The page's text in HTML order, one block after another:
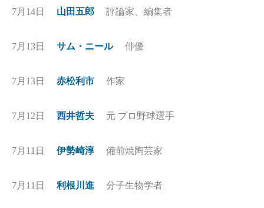
7月14日 山田五郎 評論家、編集者
7月13日 サム・ニール 俳優
7月13日 赤松利市 作家
7月12日 西井哲夫 元 プロ野球選手
7月11日 伊勢崎淳 備前焼陶芸家
7月11日 利根川進 分子生物学者